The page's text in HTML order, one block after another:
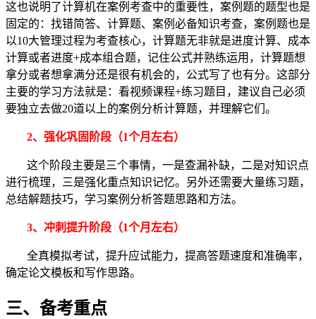
这也说明了计算机在案例考查中的重要性，案例题的题型也是
固定的：找错简答、计算题、案例必备知识考查，案例题也是
以10大管理过程为考查核心，计算题无非就是进度计算、成本
计算或者进度+成本组合题，记住公式并熟练运用，计算题想
拿分或者想拿满分还是很有机会的，公式写了也有分。这部分
主要的学习方法就是：看视频课程+练习题目，建议自己必须
要独立去做20道以上的案例分析计算题，并理解它们。
2、 强化巩固阶段（1个月左右）
这个阶段主要是三个事情，一是查漏补缺，二是对知识点
进行梳理，三是强化重点知识记忆。另外还需要大量练习题，
总结解题技巧，学习案例分析答题思路和方法。
3、 冲刺提升阶段（1个月左右）
全真模拟考试，提升应试能力，提高答题速度和准确率，
确定论文模板和写作思路。
三、 备考重点